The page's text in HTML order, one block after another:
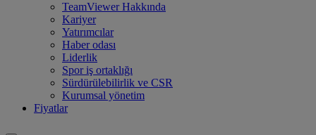
TeamViewer Hakkında
Kariyer
Yatırımcılar
Haber odası
Liderlik
Spor iş ortaklığı
Sürdürülebilirlik ve CSR
Kurumsal yönetim
Fiyatlar